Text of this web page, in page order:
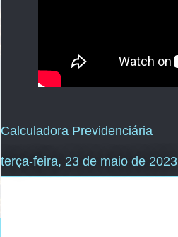
Calculadora Previdenciária
terça-feira, 23 de maio de 2023